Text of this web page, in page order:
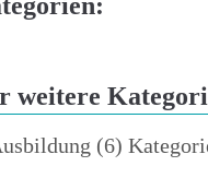
weitere
(6)